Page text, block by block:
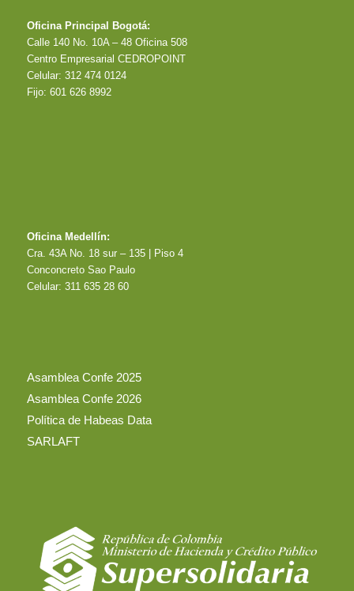
Oficina Principal Bogotá:
Calle 140 No. 10A – 48 Oficina 508
Centro Empresarial CEDROPOINT
Celular: 312 474 0124
Fijo: 601 626 8992
Oficina Medellín:
Cra. 43A No. 18 sur – 135 | Piso 4
Conconcreto Sao Paulo
Celular: 311 635 28 60
Asamblea Confe 2025
Asamblea Confe 2026
Política de Habeas Data
SARLAFT